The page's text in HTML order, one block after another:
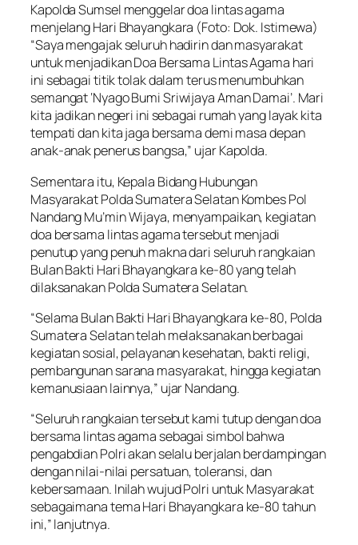
Kapolda Sumsel menggelar doa lintas agama
menjelang Hari Bhayangkara (Foto: Dok. Istimewa)
“Saya mengajak seluruh hadirin dan masyarakat
untuk menjadikan Doa Bersama Lintas Agama hari
ini sebagai titik tolak dalam terus menumbuhkan
semangat ‘Nyago Bumi Sriwijaya Aman Damai’. Mari
kita jadikan negeri ini sebagai rumah yang layak kita
tempati dan kita jaga bersama demi masa depan
anak-anak penerus bangsa,” ujar Kapolda.
Sementara itu, Kepala Bidang Hubungan
Masyarakat Polda Sumatera Selatan Kombes Pol
Nandang Mu’min Wijaya, menyampaikan, kegiatan
doa bersama lintas agama tersebut menjadi
penutup yang penuh makna dari seluruh rangkaian
Bulan Bakti Hari Bhayangkara ke-80 yang telah
dilaksanakan Polda Sumatera Selatan.
“Selama Bulan Bakti Hari Bhayangkara ke-80, Polda
Sumatera Selatan telah melaksanakan berbagai
kegiatan sosial, pelayanan kesehatan, bakti religi,
pembangunan sarana masyarakat, hingga kegiatan
kemanusiaan lainnya,” ujar Nandang.
“Seluruh rangkaian tersebut kami tutup dengan doa
bersama lintas agama sebagai simbol bahwa
pengabdian Polri akan selalu berjalan berdampingan
dengan nilai-nilai persatuan, toleransi, dan
kebersamaan. Inilah wujud Polri untuk Masyarakat
sebagaimana tema Hari Bhayangkara ke-80 tahun
ini,” lanjutnya.